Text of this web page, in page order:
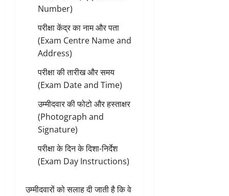
Number)
परीक्षा केंद्र का नाम और पता
(Exam Centre Name and
Address)
परीक्षा की तारीख और समय
(Exam Date and Time)
उम्मीदवार की फोटो और हस्ताक्षर
(Photograph and
Signature)
परीक्षा के दिन के दिशा-निर्देश
(Exam Day Instructions)
उम्मीदवारों को सलाह दी जाती है कि वे